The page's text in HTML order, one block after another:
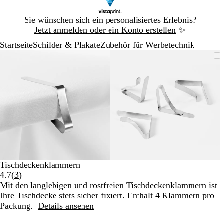
Sie wünschen sich ein personalisiertes Erlebnis?
Jetzt anmelden oder ein Konto erstellen ✨
Galeriebild
1
StartseiteSchilder & PlakateZubehör für Werbetechnik
Tasten
+
und
-
zum
Zoomen
die
Pfeiltasten
Schwenken.
Vergrößer-/
Tasten
+
und
Schwenken.
Tischdeckenklammern
4.7(3Bewertungen
3
lesen
)
Mit den langlebigen und rostfreien Tischdeckenklammern ist
Ihre Tischdecke stets sicher fixiert. Enthält 4 Klammern pro
Packung. Details ansehen